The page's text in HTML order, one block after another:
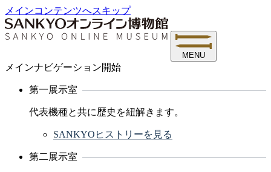
メインコンテンツへスキップ
MENU
メインナビゲーション開始
第一展示室
代表機種と共に歴史を紐解きます。
SANKYOヒストリーを見る
第二展示室